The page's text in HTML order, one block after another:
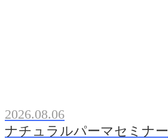
2026.08.06
ナチュラルパーマセミナー